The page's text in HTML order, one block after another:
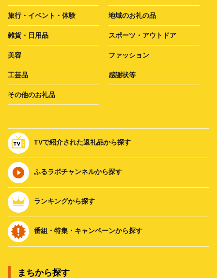
旅行・イベント・体験 地域のお礼の品
雑貨・日用品 スポーツ・アウトドア
美容 ファッション
工芸品 感謝状等
その他のお礼品
TVで紹介された返礼品から探す
ふるラボチャンネルから探す
ランキングから探す
番組・特集・キャンペーンから探す
まちから探す